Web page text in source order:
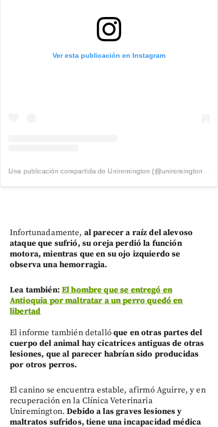
Ver esta publicación en Instagram
Infortunadamente, al parecer a raíz del alevoso
ataque que sufrió, su oreja perdió la función
motora, mientras que en su ojo izquierdo se
observa una hemorragia.
Lea también: El hombre que se entregó en
Antioquia por maltratar a un perro quedó en
libertad
El informe también detallóque en otras partes del
cuerpo del animal hay cicatrices antiguas de otras
lesiones, que al parecer habrían sido producidas
por otros perros.
El canino se encuentra estable, afirmó Aguirre, y en
recuperación en la Clínica Veterinaria
Uniremington.Debido a las graves lesiones y
maltratos sufridos, tiene una incapacidad médica